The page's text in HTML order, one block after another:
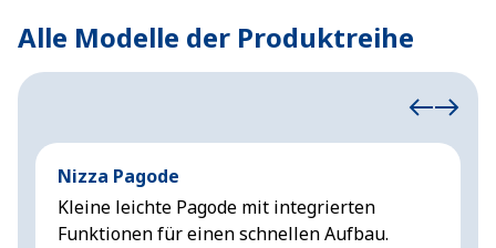
Alle Modelle der Produktreihe
Nizza Pagode
Kleine leichte Pagode mit integrierten
Funktionen für einen schnellen Aufbau.